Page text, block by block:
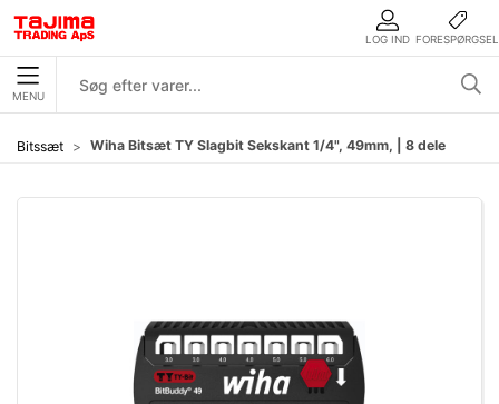
LOG IND FORESPØRGSEL
MENU
Bitssæt Wiha Bitsæt TY Slagbit Sekskant 1/4", 49mm, | 8 dele